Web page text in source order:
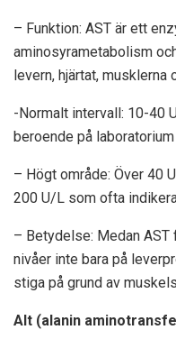
– Funktion: AST är ett
aminosyrametabolism
levern, hjärtat, musklerna
-Normalt intervall: 10-40
beroende på
– Högt område: Över 40
200 U/L som ofta
– Betydelse: Medan AST
nivåer inte bara på
stiga på grund av
Alt (alanin